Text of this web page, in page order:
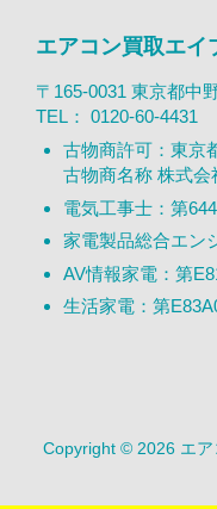
エアコン買取エイ
〒165-0031 東京都中
TEL： 0120-60-4431
古物商許可：東京
古物商名称 株式会
電気工事士：第
家電製品総合エン
AV情報家電：第
生活家電：第
Copyright © 2026 エア